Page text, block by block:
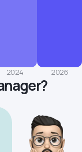
2024 2026